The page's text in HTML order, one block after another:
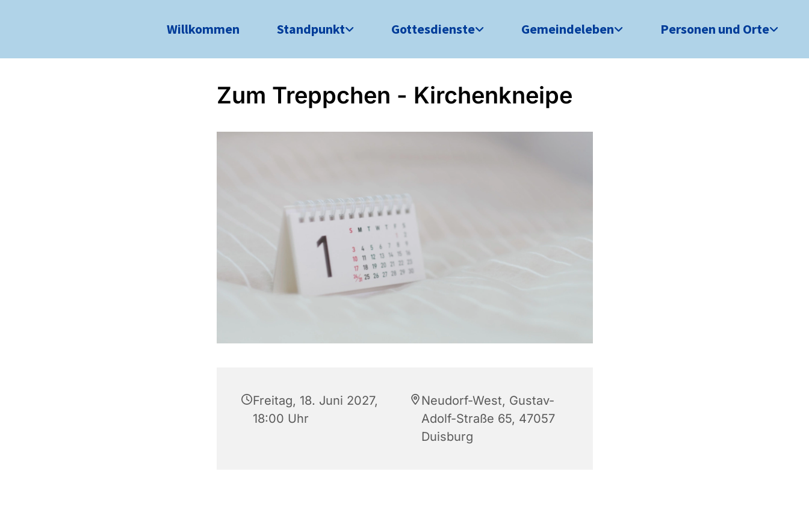
Willkommen Standpunkt Gottesdienste Gemeindeleben Personen und Orte
Zum Treppchen - Kirchenkneipe
Freitag, 18. Juni 2027,
18:00 Uhr
Neudorf-West, Gustav-
Adolf-Straße 65, 47057
Duisburg